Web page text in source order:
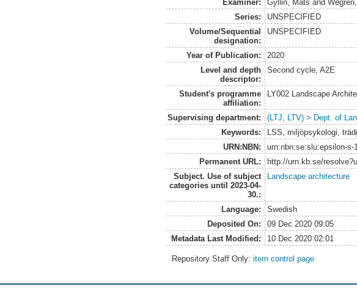
Examiner:
Gyllin, Mats and
Series:
UNSPECIFIED
Volume/Sequential
designation:
UNSPECIFIED
Year of Publication:
2020
Level and depth
descriptor:
Second cycle, A2E
Student's programme
affiliation:
LY002 Landscape
Supervising department:
(LTJ, LTV) > Dept. of
Keywords:
LSS, miljöpsykologi,
URN:NBN:
urn:nbn:se:slu:epsilon-s-
Permanent URL:
http://urn.kb.se/
Subject. Use of subject
categories until 2023-04-
30.:
Landscape architecture
Language:
Swedish
Deposited On:
09 Dec 2020 09:05
Metadata Last Modified:
10 Dec 2020 02:01
Repository Staff Only:item control page